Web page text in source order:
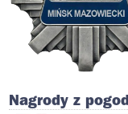
Nagrody z